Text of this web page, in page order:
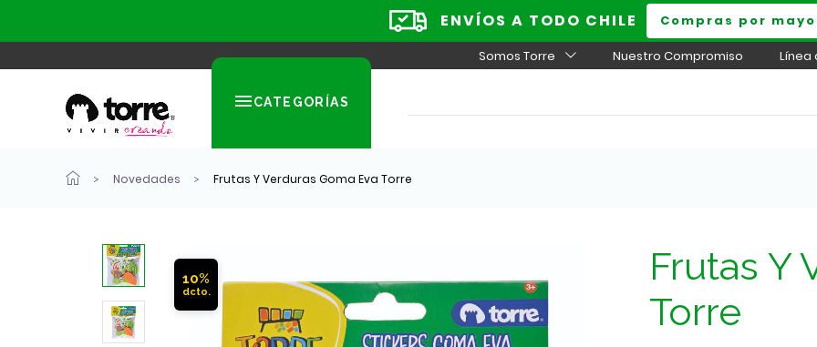
ENVÍOS A TODO CHILE Compras por
Somos Torre Nuestro Compromiso Línea
CATEGORÍAS
Novedades Frutas Y Verduras Goma Eva Torre
10%
Frutas Y
Torre